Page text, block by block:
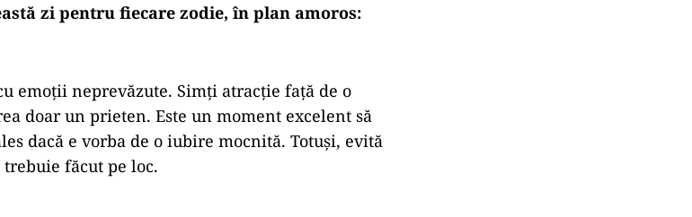
zi pentru fiecare zodie, în plan amoros:
emoții neprevăzute. Simți atracție față de o
doar un prieten. Este un moment excelent să
dacă e vorba de o iubire mocnită. Totuși, evită
făcut pe loc.